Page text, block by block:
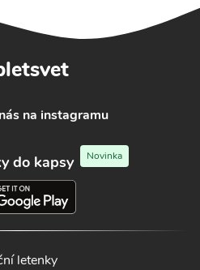
na instagramu
do kapsy Novinka
letenky